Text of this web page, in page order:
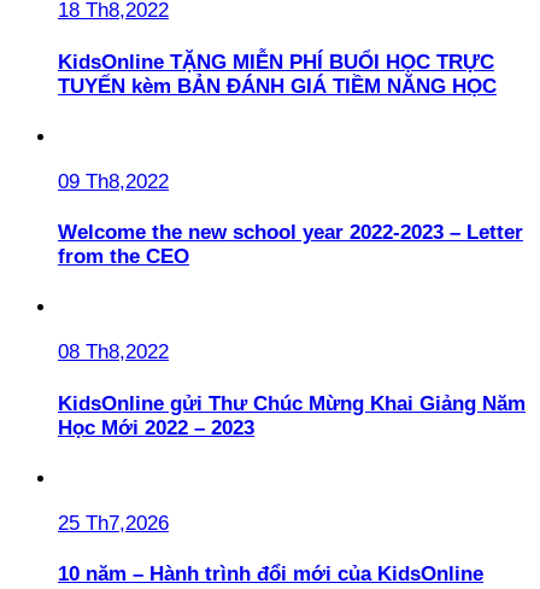
18 Th8,2022
KidsOnline TẶNG MIỄN PHÍ BUỔI HỌC TRỰC
TUYẾN kèm BẢN ĐÁNH GIÁ TIỀM NĂNG HỌC
09 Th8,2022
Welcome the new school year 2022-2023 – Letter
from the CEO
08 Th8,2022
KidsOnline gửi Thư Chúc Mừng Khai Giảng Năm
Học Mới 2022 – 2023
25 Th7,2026
10 năm – Hành trình đổi mới của KidsOnline